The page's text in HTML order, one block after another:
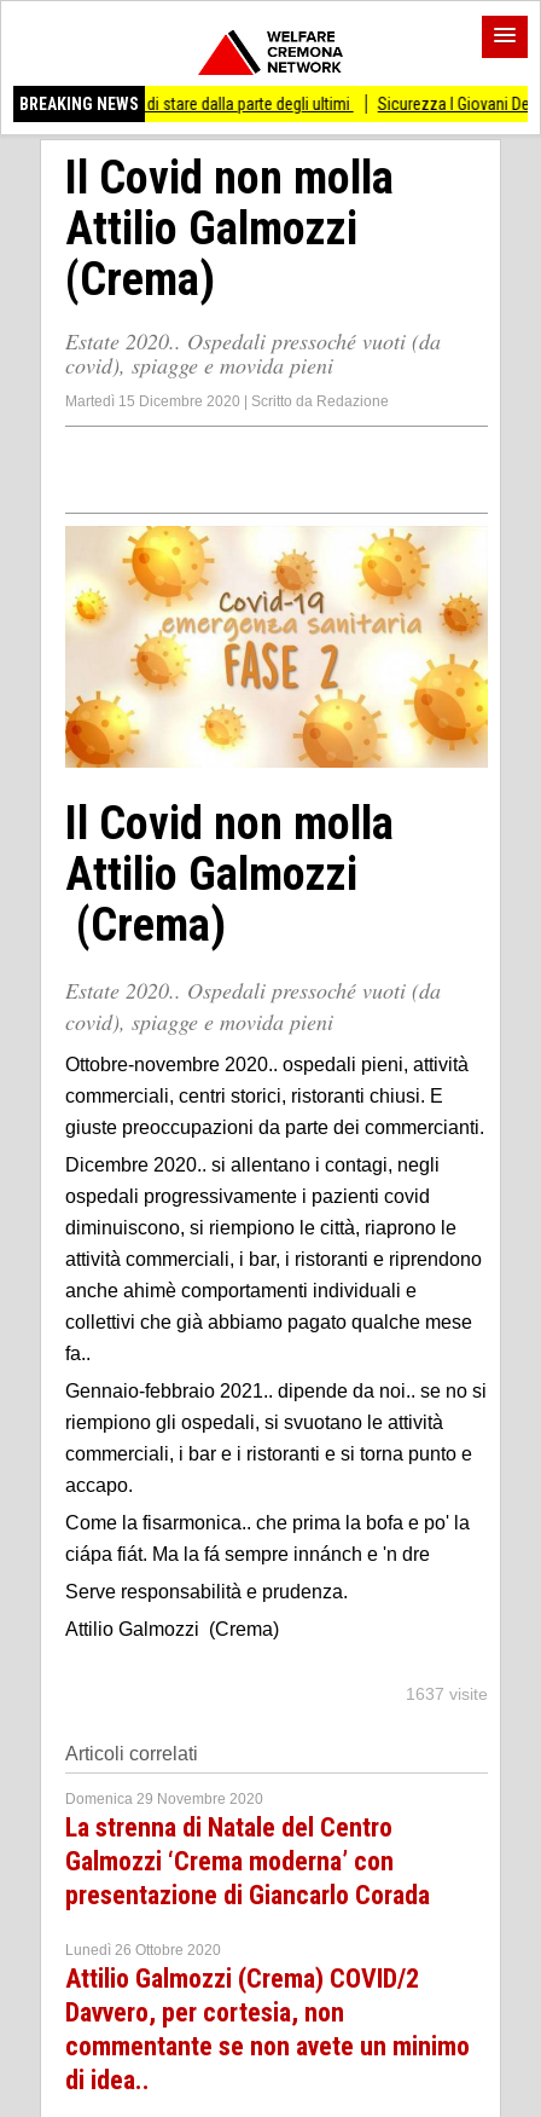
BREAKING NEWS
smesso di stare dalla parte degli ultimi Sicurezza I Giovani Democratici
Il Covid non molla
Attilio Galmozzi
(Crema)
Estate 2020.. Ospedali pressoché vuoti (da
covid), spiagge e movida pieni
Martedì 15 Dicembre 2020 Scritto da Redazione
Il Covid non molla
Attilio Galmozzi
(Crema)
Estate 2020.. Ospedali pressoché vuoti (da
covid), spiagge e movida pieni
Ottobre-novembre 2020.. ospedali pieni, attività
commerciali, centri storici, ristoranti chiusi. E
giuste preoccupazioni da parte dei commercianti.
Dicembre 2020.. si allentano i contagi, negli
ospedali progressivamente i pazienti covid
diminuiscono, si riempiono le città, riaprono le
attività commerciali, i bar, i ristoranti e riprendono
anche ahimè comportamenti individuali e
collettivi che già abbiamo pagato qualche mese
fa..
Gennaio-febbraio 2021.. dipende da noi.. se no si
riempiono gli ospedali, si svuotano le attività
commerciali, i bar e i ristoranti e si torna punto e
accapo.
Come la fisarmonica.. che prima la bofa e po' la
ciápa fiát. Ma la fá sempre innánch e 'n dre
Serve responsabilità e prudenza.
Attilio Galmozzi (Crema)
1637 visite
Articoli correlati
Domenica 29 Novembre 2020
La strenna di Natale del Centro
Galmozzi ‘Crema moderna’ con
presentazione di Giancarlo Corada
Lunedì 26 Ottobre 2020
Attilio Galmozzi (Crema) COVID/2
Davvero, per cortesia, non
commentante se non avete un minimo
di idea..